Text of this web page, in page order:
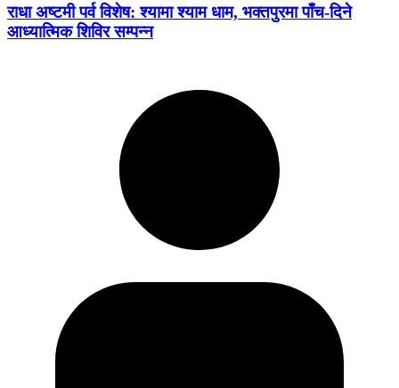
राधा अष्टमी पर्व विशेष: श्यामा श्याम धाम, भक्तपुरमा पाँच-दिने
आध्यात्मिक शिविर सम्पन्न